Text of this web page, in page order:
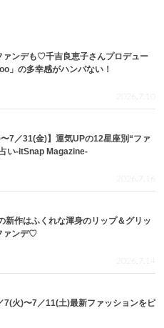
ァンデも♡千吉良恵子さんプロデュー
」の多幸感がハンパない！
2026.7.10
〜7／31(金)】運気UPの12星座別“ファ
い-itSnap Magazine-
2026.7.16
新作はふくれな渾身のリップ＆グリッ
ァンデ♡
2026.7.14
7(火)〜7／11(土)最新ファッションをピ